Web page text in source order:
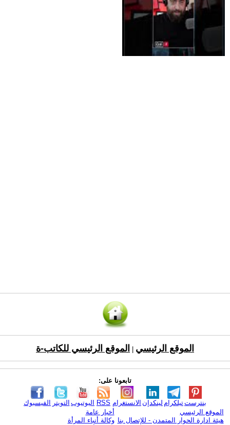
الموقع الرئيسي الموقع الرئيسي للكاتب-ة
تابعونا على:
الفيسبوك التويتر اليوتيوب RSS الانستغرام لينكدإن تيلكرامبنترست
الموقع الرئيسي
هيئة ادارة الحوار المتمدن - للإتصال بنا
أخبار عامة
وكالة أنباء المرأة